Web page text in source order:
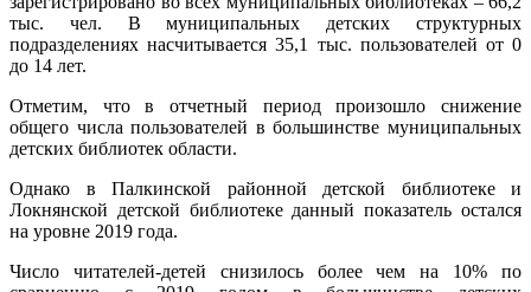
тыс. чел. В муниципальных детских структурных
подразделениях насчитывается 35,1 тыс. пользователей от 0
до 14 лет.
Отметим, что в отчетный период произошло снижение
общего числа пользователей в большинстве муниципальных
детских библиотек области.
Однако в Палкинской районной детской библиотеке и
Локнянской детской библиотеке данный показатель остался
на уровне 2019 года.
Число читателей-детей снизилось более чем на 10% по